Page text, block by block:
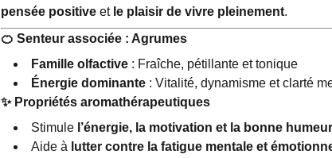
pensée positive et le plaisir de vivre pleinement.
🍊 Senteur associée : Agrumes
Famille olfactive : Fraîche, pétillante et tonique
Énergie dominante : Vitalité, dynamisme et clarté
✨Propriétés aromathérapeutiques
Stimule l’énergie, la motivation et la bonne humeur
Aide à lutter contre la fatigue mentale et